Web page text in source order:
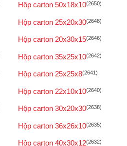
Hộp carton 50x18x10(2650)
Hộp carton 25x20x30(2648)
Hộp carton 20x30x15(2646)
Hộp carton 35x25x10(2642)
Hộp carton 25x25x8(2641)
Hộp carton 22x10x10(2640)
Hộp carton 30x20x30(2638)
Hộp carton 36x26x10(2635)
Hộp carton 40x30x12(2632)